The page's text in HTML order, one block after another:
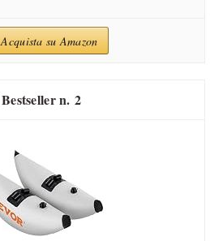
Acquista su Amazon
2